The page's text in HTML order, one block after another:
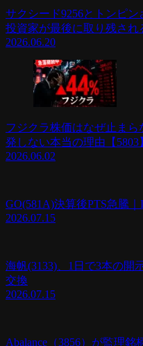
サクシード9256とトンピ
投資家が最後に取り残され
2026.06.20
フジクラ株価はなぜ止まら
発しない本当の理由【5803
2026.06.02
GO(581A)決算後PTS急騰
2026.07.15
海帆(3133)、1日で3本の
交換
2026.07.15
Abalance（3856）が監理